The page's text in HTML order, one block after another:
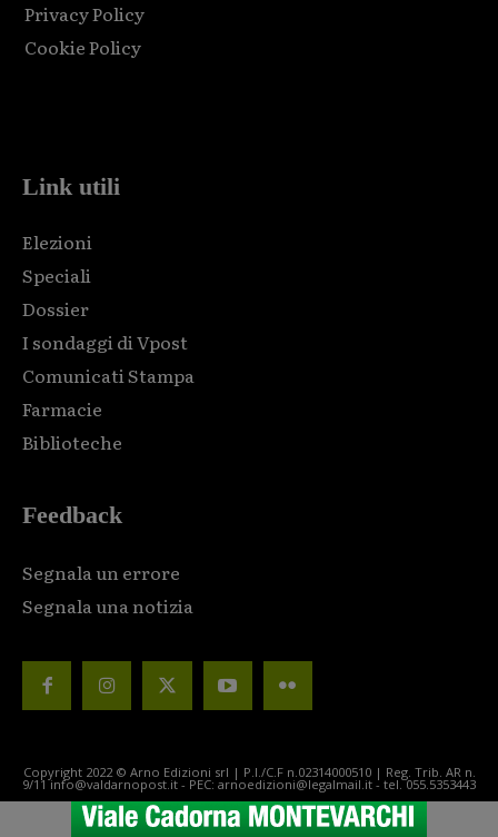
Privacy Policy
Cookie Policy
Link utili
Elezioni
Speciali
Dossier
I sondaggi di Vpost
Comunicati Stampa
Farmacie
Biblioteche
Feedback
Segnala un errore
Segnala una notizia
Copyright 2022 © Arno Edizioni srl | P.I./C.F n.02314000510 | Reg. Trib. AR n.
9/11 info@valdarnopost.it - PEC: arnoedizioni@legalmail.it - tel. 055.5353443